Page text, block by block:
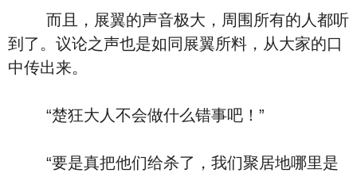
而且，展翼的声音极大，周围所有的人都听
到了。议论之声也是如同展翼所料，从大家的口
中传出来。
“楚狂大人不会做什么错事吧！”
“要是真把他们给杀了，我们聚居地哪里是